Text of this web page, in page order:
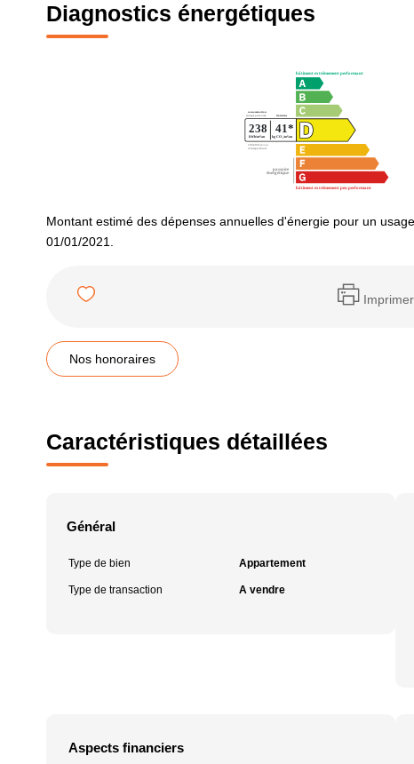
Diagnostics énergétiques
Montant estimé des dépenses annuelles d'énergie pour un
01/01/2021.
Imprimer
Nos honoraires
Caractéristiques détaillées
Général
Type de bien Appartement
Type de transaction A vendre
Aspects financiers